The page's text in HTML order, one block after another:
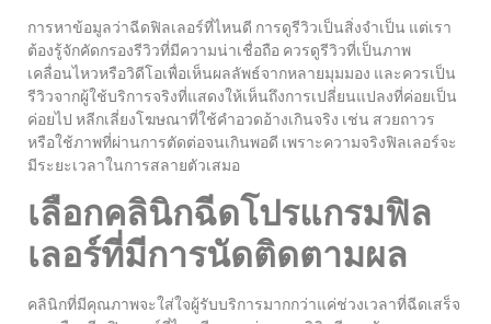
การหาข้อมูลว่าฉีดฟิลเลอร์ที่ไหนดี การดูรีวิวเป็นสิ่งจำเป็น แต่เรา
ต้องรู้จักคัดกรองรีวิวที่มีความน่าเชื่อถือ ควรดูรีวิวที่เป็นภาพ
เคลื่อนไหวหรือวิดีโอเพื่อเห็นผลลัพธ์จากหลายมุมมอง และควรเป็น
รีวิวจากผู้ใช้บริการจริงที่แสดงให้เห็นถึงการเปลี่ยนแปลงที่ค่อยเป็น
ค่อยไป หลีกเลี่ยงโฆษณาที่ใช้คำอวดอ้างเกินจริง เช่น สวยถาวร
หรือใช้ภาพที่ผ่านการตัดต่อจนเกินพอดี เพราะความจริงฟิลเลอร์จะ
มีระยะเวลาในการสลายตัวเสมอ
เลือกคลินิกฉีดโปรแกรมฟิล
เลอร์ที่มีการนัดติดตามผล
คลินิกที่มีคุณภาพจะใส่ใจผู้รับบริการมากกว่าแค่ช่วงเวลาที่ฉีดเสร็จ